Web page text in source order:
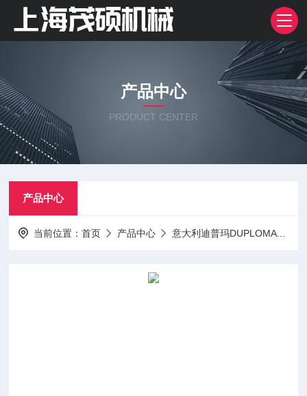
产品中心
PRODUCT CENTER
产品中心
当前位置：首页 产品中心 意大利迪普玛DUPLOMATIC